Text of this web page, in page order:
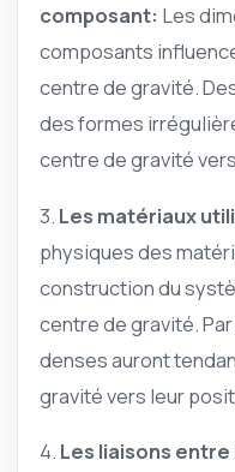
composant: Les
composants
centre de gravité.
des formes
centre de gravité
3. Les matériaux
physiques des
construction du
centre de gravité.
denses auront
gravité vers leur
4. Les liaisons